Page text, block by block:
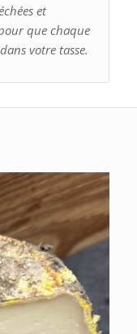
et
que chaque
votre tasse.